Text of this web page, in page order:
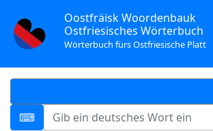
Oostfräisk Woordenbauk
Ostfriesisches Wörterbuch
Wörterbuch fürs Ostfriesische Platt